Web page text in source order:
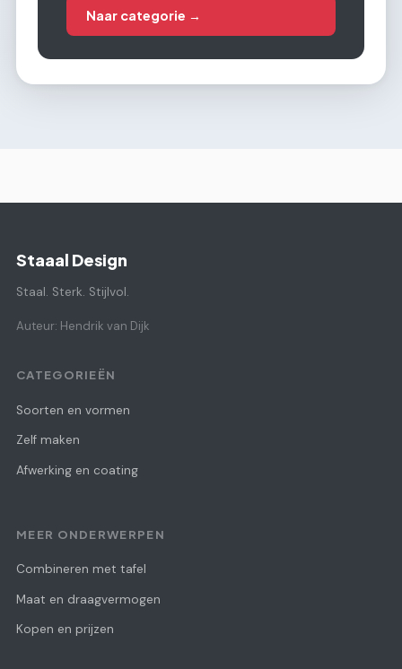
Naar categorie →
Staaal Design
Staal. Sterk. Stijlvol.
Auteur: Hendrik van Dijk
CATEGORIEËN
Soorten en vormen
Zelf maken
Afwerking en coating
MEER ONDERWERPEN
Combineren met tafel
Maat en draagvermogen
Kopen en prijzen